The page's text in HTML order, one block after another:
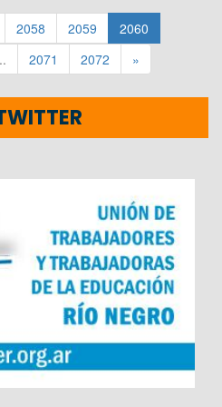
2058 2059
2060
2071 2072 »